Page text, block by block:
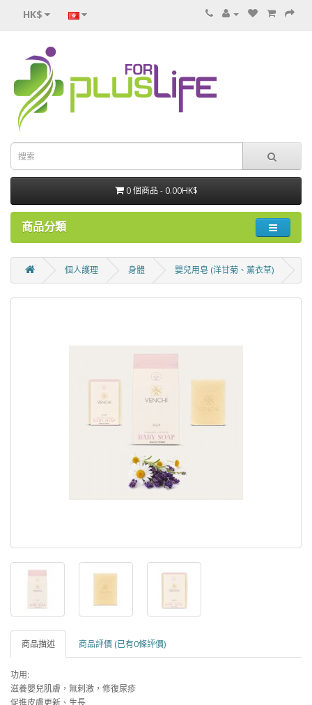
HK$
0 個商品 - 0.00HK$
商品分類
個人護理 身體 嬰兒用皂 (洋甘菊、薰衣草)
商品描述 商品評價 (已有0條評價)
功用:
滋養嬰兒肌膚，無刺激，修復尿疹
促進皮膚更新、生長